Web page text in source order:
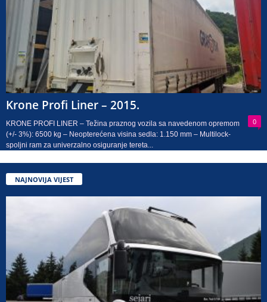
Krone Profi Liner – 2015.
0
KRONE PROFI LINER – Težina praznog vozila sa navedenom opremom
(+/- 3%): 6500 kg – Neopterećena visina sedla: 1.150 mm – Multilock-
spoljni ram za univerzalno osiguranje tereta...
NAJNOVIJA VIJEST